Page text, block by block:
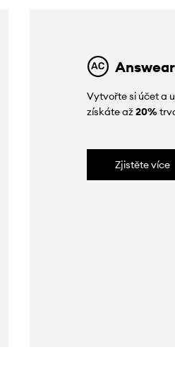
Vytvořte si účet a
získáte až20%
Zjistěte více